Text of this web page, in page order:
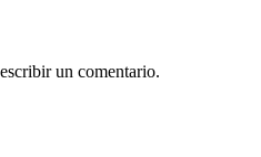
un comentario.